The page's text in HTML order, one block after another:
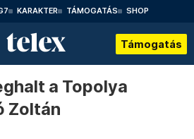
KARAKTER TÁMOGATÁS SHOP
Támogatás
a Topolya
Zoltán